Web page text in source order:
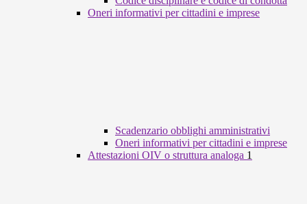
Oneri informativi per cittadini e imprese
Scadenzario obblighi amministrativi
Oneri informativi per cittadini e imprese
Attestazioni OIV o struttura analoga 1